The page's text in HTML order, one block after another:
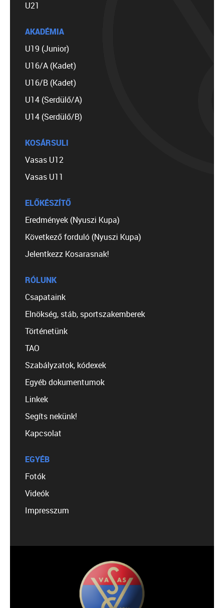
U21
AKADÉMIA
U19 (Junior)
U16/A (Kadet)
U16/B (Kadet)
U14 (Serdülő/A)
U14 (Serdülő/B)
KOSÁRSULI
Vasas U12
Vasas U11
ELŐKÉSZÍTŐ
Eredmények (Nyuszi Kupa)
Következő forduló (Nyuszi Kupa)
Jelentkezz Kosarasnak!
RÓLUNK
Csapataink
Elnökség, stáb, sportszakemberek
Történetünk
TAO
Szabályzatok, kódexek
Egyéb dokumentumok
Linkek
Segíts nekünk!
Kapcsolat
EGYÉB
Fotók
Videók
Impresszum